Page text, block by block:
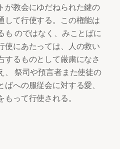
教会にゆだねられた鍵の
して行使する。この権能は
も のではなく、みことばに
使にあたっては、人の救い
するものとして厳粛になさ
、 祭司や預言者また使徒の
への服従会に対する愛、
って行使される。